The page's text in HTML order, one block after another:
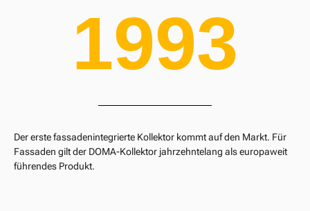
1993
Der erste fassadenintegrierte Kollektor kommt auf den Markt. Für
Fassaden gilt der DOMA-Kollektor jahrzehntelang als europaweit
führendes Produkt.